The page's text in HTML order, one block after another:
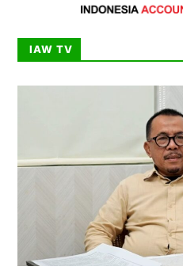
IAW TV